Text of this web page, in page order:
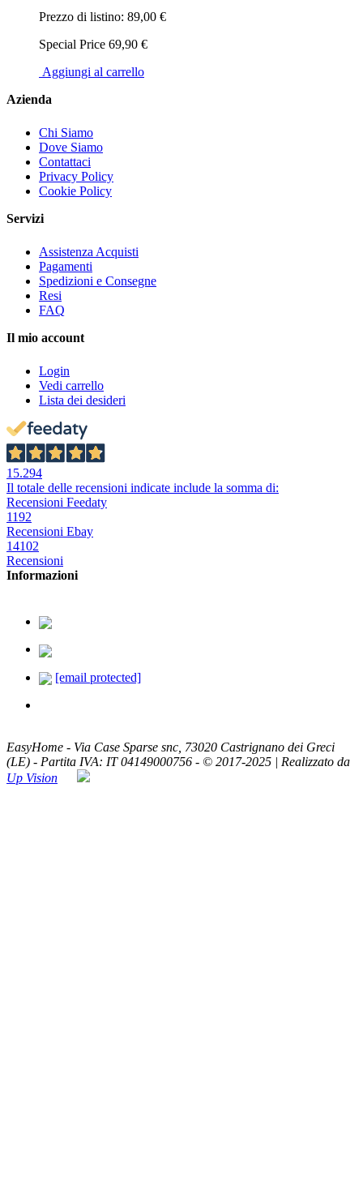
Prezzo di listino: 89,00 €
Special Price 69,90 €
Aggiungi al carrello
Azienda
Chi Siamo
Dove Siamo
Contattaci
Privacy Policy
Cookie Policy
Servizi
Assistenza Acquisti
Pagamenti
Spedizioni e Consegne
Resi
FAQ
Il mio account
Login
Vedi carrello
Lista dei desideri
15.294
Il totale delle recensioni indicate include la somma di:
Recensioni Feedaty
1192
Recensioni Ebay
14102
Recensioni
Informazioni
[email protected]
EasyHome - Via Case Sparse snc, 73020 Castrignano dei Greci
(LE) - Partita IVA: IT 04149000756 - © 2017-2025 | Realizzato da
Up Vision